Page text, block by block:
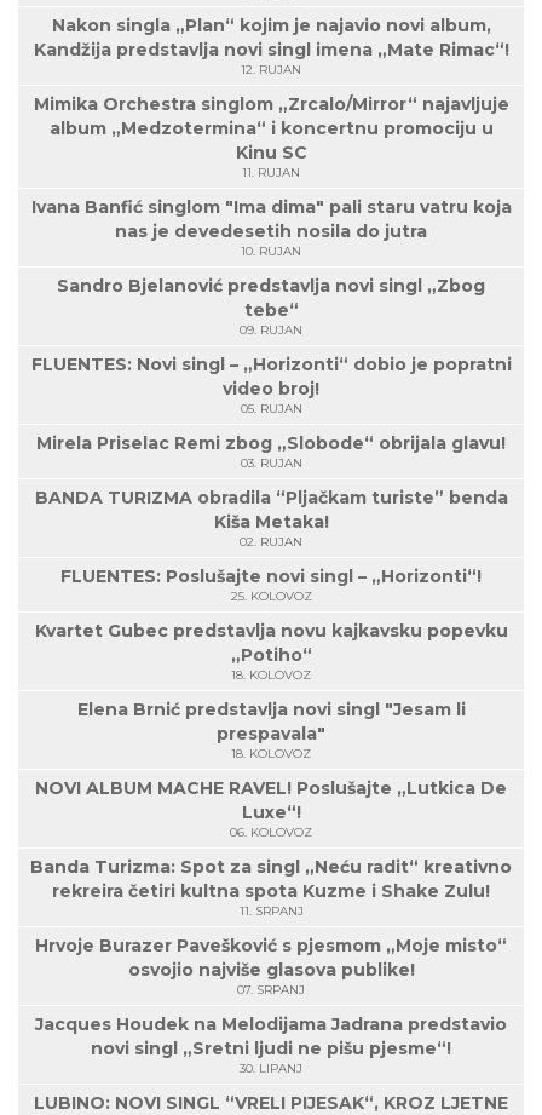
Nakon singla „Plan“ kojim je najavio novi album,
Kandžija predstavlja novi singl imena „Mate Rimac“!
12. RUJAN
Mimika Orchestra singlom „Zrcalo/Mirror“ najavljuje
album „Medzotermina“ i koncertnu promociju u
Kinu SC
11. RUJAN
Ivana Banfić singlom "Ima dima" pali staru vatru koja
nas je devedesetih nosila do jutra
10. RUJAN
Sandro Bjelanović predstavlja novi singl „Zbog
tebe“
09. RUJAN
FLUENTES: Novi singl – „Horizonti“ dobio je popratni
video broj!
05. RUJAN
Mirela Priselac Remi zbog „Slobode“ obrijala glavu!
03. RUJAN
BANDA TURIZMA obradila “Pljačkam turiste” benda
Kiša Metaka!
02. RUJAN
FLUENTES: Poslušajte novi singl – „Horizonti“!
25. KOLOVOZ
Kvartet Gubec predstavlja novu kajkavsku popevku
„Potiho“
18. KOLOVOZ
Elena Brnić predstavlja novi singl "Jesam li
prespavala"
18. KOLOVOZ
NOVI ALBUM MACHE RAVEL! Poslušajte „Lutkica De
Luxe“!
06. KOLOVOZ
Banda Turizma: Spot za singl „Neću radit“ kreativno
rekreira četiri kultna spota Kuzme i Shake Zulu!
11. SRPANJ
Hrvoje Burazer Pavešković s pjesmom „Moje misto“
osvojio najviše glasova publike!
07. SRPANJ
Jacques Houdek na Melodijama Jadrana predstavio
novi singl „Sretni ljudi ne pišu pjesme“!
30. LIPANJ
LUBINO: NOVI SINGL “VRELI PIJESAK“, KROZ LJETNE